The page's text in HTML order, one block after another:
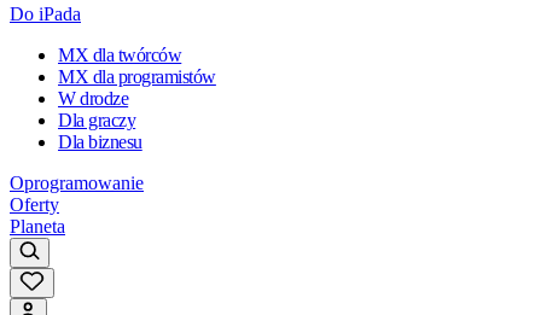
Do iPada
MX dla twórców
MX dla programistów
W drodze
Dla graczy
Dla biznesu
Oprogramowanie
Oferty
Planeta